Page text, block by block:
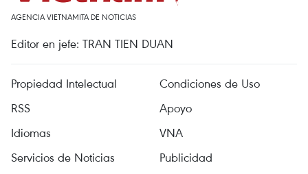
AGENCIA VIETNAMITA DE NOTICIAS
Editor en jefe: TRAN TIEN DUAN
Propiedad Intelectual
Condiciones de Uso
RSS
Apoyo
Idiomas
VNA
Servicios de Noticias
Publicidad